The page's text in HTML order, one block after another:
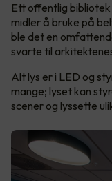
Ett offentlig
midler å bruke på
ble det en
svarte til
Alt lys er i LED og
mange; lyset kan
scener og lyssette